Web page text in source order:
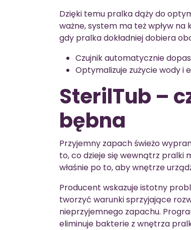
Dzięki temu pralka dąży do
ważne, system ma też wpływ
gdy pralka dokładniej dobiera
Czujnik automatycznie
Optymalizuje zużycie wody i
SterilTub –
bębna
Przyjemny zapach świeżo
to, co dzieje się wewnątrz pralki
właśnie po to, aby wnętrze
Producent wskazuje istotny
tworzyć warunki sprzyjające
nieprzyjemnego zapachu.
eliminuje bakterie z wnętrza